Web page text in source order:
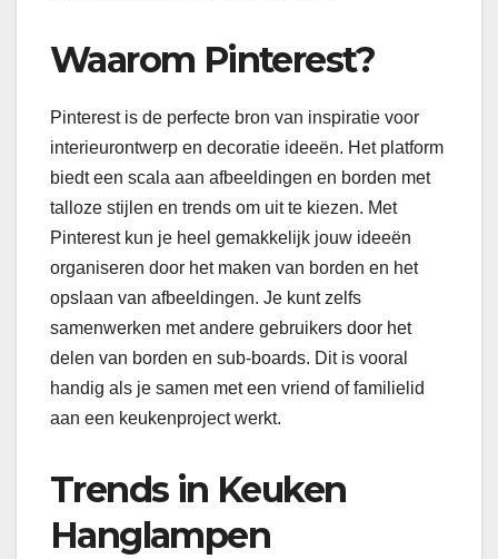
Waarom Pinterest?
Pinterest is de perfecte bron van inspiratie voor
interieurontwerp en decoratie ideeën. Het platform
biedt een scala aan afbeeldingen en borden met
talloze stijlen en trends om uit te kiezen. Met
Pinterest kun je heel gemakkelijk jouw ideeën
organiseren door het maken van borden en het
opslaan van afbeeldingen. Je kunt zelfs
samenwerken met andere gebruikers door het
delen van borden en sub-boards. Dit is vooral
handig als je samen met een vriend of familielid
aan een keukenproject werkt.
Trends in Keuken
Hanglampen